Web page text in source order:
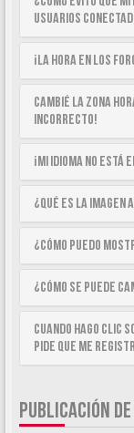
usuarios
¡La hora en los
Cambié la zona
incorrecto!
¡Mi idioma no está
¿Qué es la imagen
¿Cómo puedo
¿Cómo se puede
Cuando hago clic
pide que me
PUBLICACIÓN